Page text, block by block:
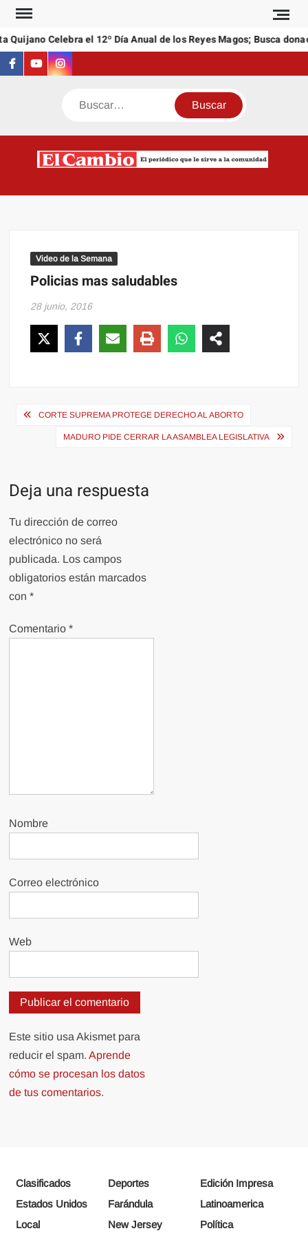
Saltar
contenido
Quijano Celebra el 12º Día Anual de los Reyes Magos; Busca
Facebook
YoutubeInstagram
Buscar
Video de la Semana
Policias mas saludables
28 junio, 2016
Navegación
CORTE SUPREMA PROTEGE DERECHO AL ABORTO
MADURO PIDE CERRAR LA ASAMBLEA LEGISLATIVA
Deja una respuesta
Tu dirección de correo
electrónico no será
publicada. Los campos
obligatorios están marcados
con*
Comentario*
Nombre
Correo electrónico
Web
Este sitio usa Akismet para
reducir el spam.Aprende
cómo se procesan los datos
de tus comentarios.
Clasificados Deportes
Edición Impresa
Estados Unidos
Farándula
Latinoamerica
Local
New Jersey Política